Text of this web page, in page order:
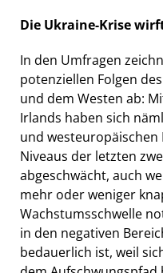
Die Ukraine-Krise
In den Umfragen
potenziellen Folgen
und dem Westen ab:
Irlands haben sich
und westeuropäischen
Niveaus der letzten
abgeschwächt, auch
mehr oder weniger
Wachstumsschwelle
in den negativen
bedauerlich ist, weil